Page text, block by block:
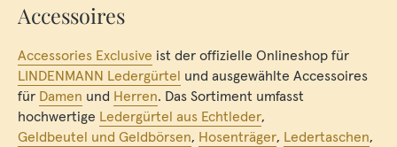
Accessoires
Accessories Exclusive ist der offizielle Onlineshop für
LINDENMANN Ledergürtel und ausgewählte Accessoires
für Damen und Herren. Das Sortiment umfasst
hochwertige Ledergürtel aus Echtleder,
Geldbeutel und Geldbörsen, Hosenträger, Ledertaschen,